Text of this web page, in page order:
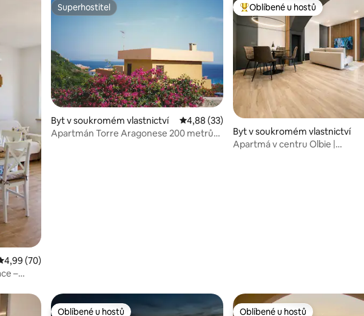
hodnocení 4,99 z 5, 70 hodnocení
4,99 (70)
–
Superhostitel
Superhostitel
Byt v soukromém vlastnictví Průměrné hodnocení 4,88 z 5, 33 hodnocení
4,88 (33)
Apartmán Torre Aragonese 200 metrů
Nejlepší v kategorii Oblíbené u
Oblíbené u hostů
Byt v soukromém vlastnictví
Apartmá v centru Olbie |
Oblíbené u hostů Oblíbené u hostů